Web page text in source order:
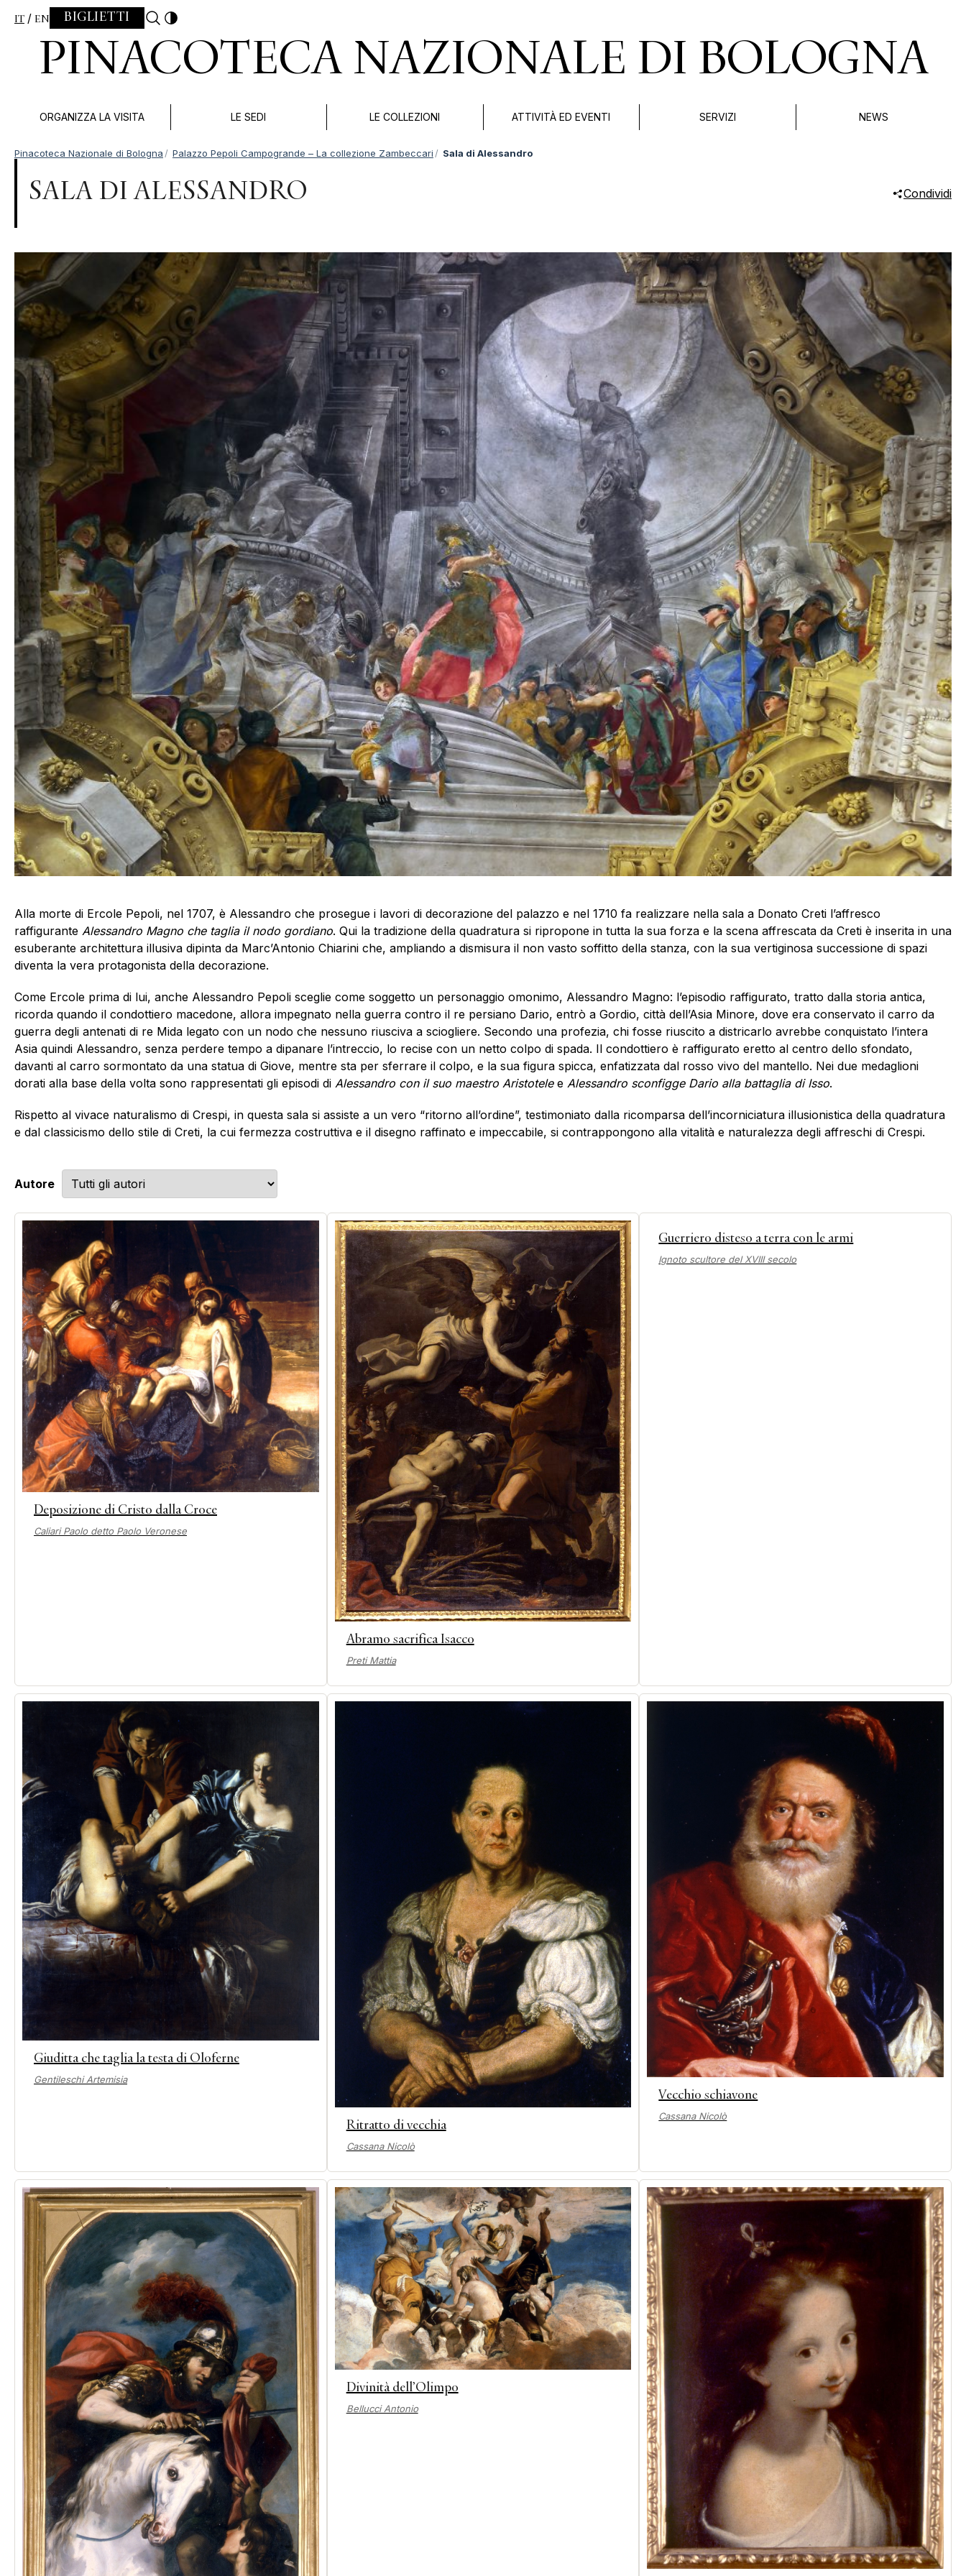
Skip to content
IT EN BIGLIETTI
PINACOTECA NAZIONALE DI BOLOGNA
ORGANIZZA LA VISITA LE SEDI LE COLLEZIONI ATTIVITÀ ED EVENTI SERVIZI NEWS
Pinacoteca Nazionale di Bologna Palazzo Pepoli Campogrande – La collezione Zambeccari Sala di Alessandro
SALA DI ALESSANDRO Condividi
Alla morte di Ercole Pepoli, nel 1707, è Alessandro che prosegue i lavori di decorazione del palazzo e nel 1710 fa realizzare nella sala a Donato Creti l’affresco
raffigurante Alessandro Magno che taglia il nodo gordiano. Qui la tradizione della quadratura si ripropone in tutta la sua forza e la scena affrescata da Creti è inserita in una
esuberante architettura illusiva dipinta da Marc’Antonio Chiarini che, ampliando a dismisura il non vasto soffitto della stanza, con la sua vertiginosa successione di spazi
diventa la vera protagonista della decorazione.
Come Ercole prima di lui, anche Alessandro Pepoli sceglie come soggetto un personaggio omonimo, Alessandro Magno: l’episodio raffigurato, tratto dalla storia antica,
ricorda quando il condottiero macedone, allora impegnato nella guerra contro il re persiano Dario, entrò a Gordio, città dell’Asia Minore, dove era conservato il carro da
guerra degli antenati di re Mida legato con un nodo che nessuno riusciva a sciogliere. Secondo una profezia, chi fosse riuscito a districarlo avrebbe conquistato l’intera
Asia quindi Alessandro, senza perdere tempo a dipanare l’intreccio, lo recise con un netto colpo di spada. Il condottiero è raffigurato eretto al centro dello sfondato,
davanti al carro sormontato da una statua di Giove, mentre sta per sferrare il colpo, e la sua figura spicca, enfatizzata dal rosso vivo del mantello. Nei due medaglioni
dorati alla base della volta sono rappresentati gli episodi di Alessandro con il suo maestro Aristotelee Alessandro sconfigge Dario alla battaglia di Isso.
Rispetto al vivace naturalismo di Crespi, in questa sala si assiste a un vero “ritorno all’ordine”, testimoniato dalla ricomparsa dell’incorniciatura illusionistica della quadratura
e dal classicismo dello stile di Creti, la cui fermezza costruttiva e il disegno raffinato e impeccabile, si contrappongono alla vitalità e naturalezza degli affreschi di Crespi.
Autore
Deposizione di Cristo dalla Croce
Caliari Paolo detto Paolo Veronese
Abramo sacrifica Isacco
Preti Mattia
Guerriero disteso a terra con le armi
Ignoto scultore del XVIII secolo
Giuditta che taglia la testa di Oloferne
Gentileschi Artemisia
Ritratto di vecchia
Cassana Nicolò
Vecchio schiavone
Cassana Nicolò
Divinità dell’Olimpo
Bellucci Antonio